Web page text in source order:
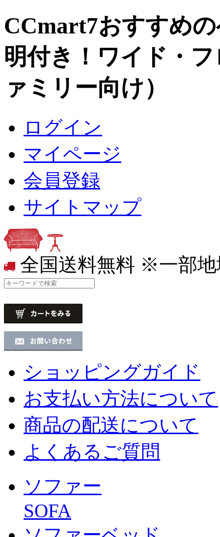
CCmart7おすすめ
明付き！ワイド・
ァミリー向け）
ログイン
マイページ
会員登録
サイトマップ
全国送料無料 ※一部地
ショッピングガイド
お支払い方法について
商品の配送について
よくあるご質問
ソファー
SOFA